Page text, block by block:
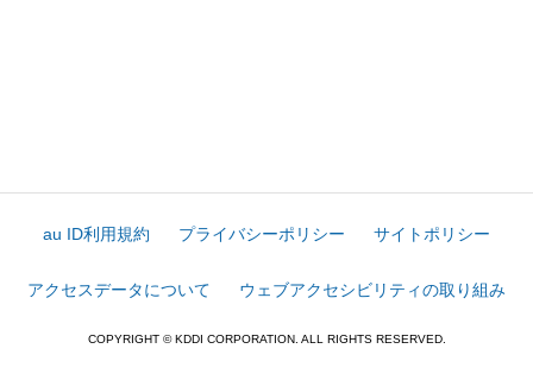
au ID利用規約 プライバシーポリシー サイトポリシー
アクセスデータについて ウェブアクセシビリティの取り組み
COPYRIGHT © KDDI CORPORATION. ALL RIGHTS RESERVED.